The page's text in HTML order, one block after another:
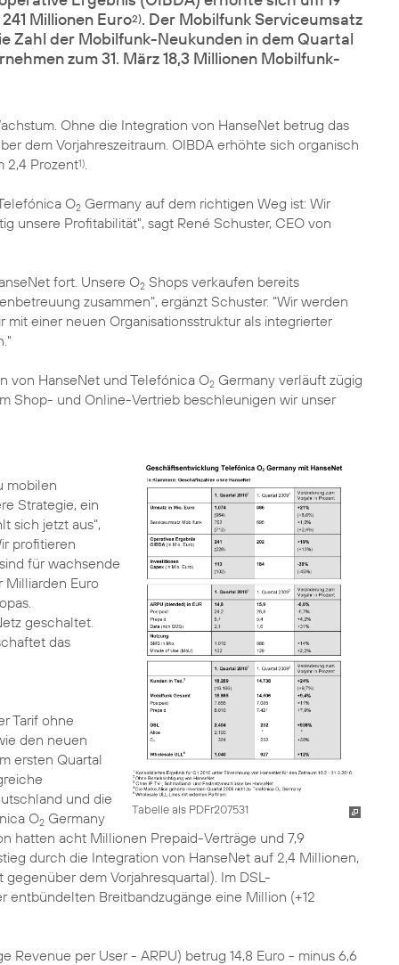
Millionen Euro2). Der Mobilfunk Serviceumsatz
Zahl der Mobilfunk-Neukunden in dem Quartal
zum 31. März 18,3 Millionen Mobilfunk-
Ohne die Integration von HanseNet betrug das
dem Vorjahreszeitraum. OIBDA erhöhte sich organisch
2,4 Prozent1).
O2 Germany auf dem richtigen Weg ist: Wir
unsere Profitabilität", sagt René Schuster, CEO von
fort. Unsere O2 Shops verkaufen bereits
zusammen", ergänzt Schuster. "Wir werden
einer neuen Organisationsstruktur als integrierter
von HanseNet und Telefónica O2 Germany verläuft zügig
Shop- und Online-Vertrieb beschleunigen wir unser
Tabelle als PDFr207531
mobilen
Strategie, ein
sich jetzt aus",
profitieren
für wachsende
Milliarden Euro
geschaltet.
das
Tarif ohne
den neuen
ersten Quartal
und die
O2 Germany
hatten acht Millionen Prepaid-Verträge und 7,9
durch die Integration von HanseNet auf 2,4 Millionen,
dem Vorjahresquartal). Im DSL-
entbündelten Breitbandzugänge eine Million (+12
per User - ARPU) betrug 14,8 Euro - minus 6,6